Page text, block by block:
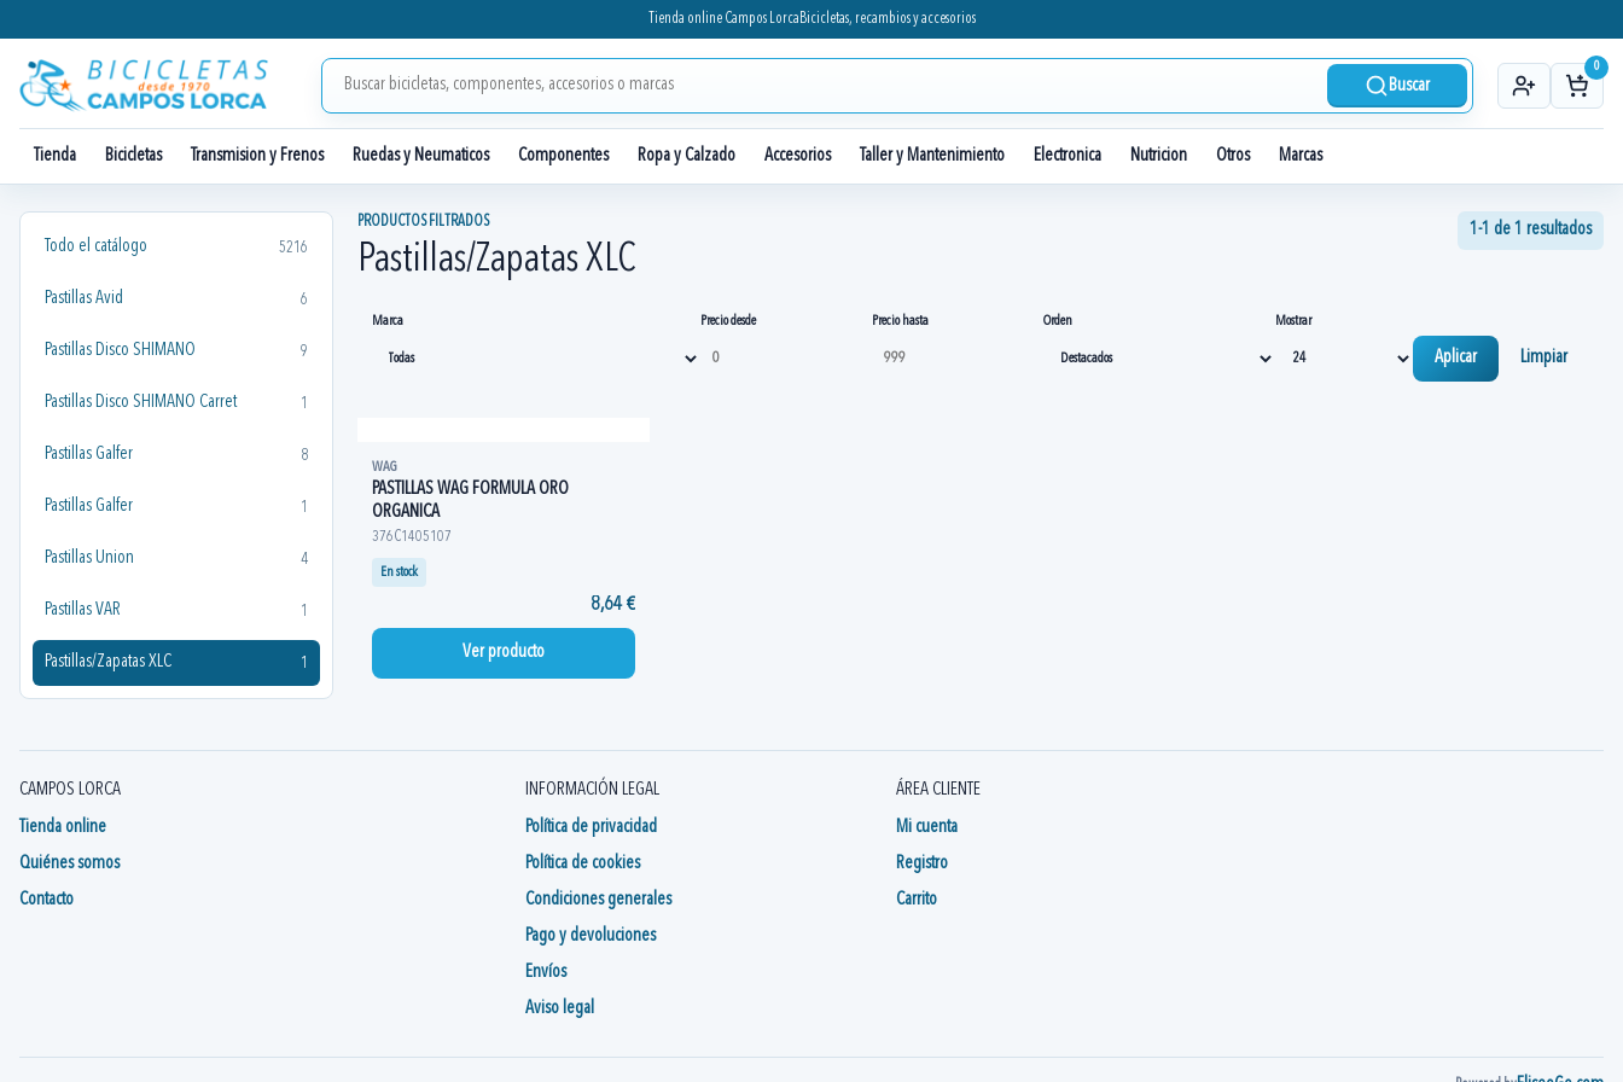
Tienda online Campos Lorca Bicicletas, recambios y accesorios
Buscar
0
Tienda Bicicletas Transmision y Frenos Ruedas y Neumaticos Componentes Ropa y Calzado Accesorios Taller y Mantenimiento Electronica Nutricion Otros Marcas
Todo el catálogo 5216
Pastillas Avid 6
Pastillas Disco SHIMANO 9
Pastillas Disco SHIMANO Carret 1
Pastillas Galfer 8
Pastillas Galfer 1
Pastillas Union 4
Pastillas VAR 1
Pastillas/Zapatas XLC 1
PRODUCTOS FILTRADOS
Pastillas/Zapatas XLC
1-1 de 1 resultados
Marca Precio desde Precio hasta Orden Mostrar
Aplicar Limpiar
WAG
PASTILLAS WAG FORMULA ORO
ORGANICA
376C1405107
En stock
8,64 €
Ver producto
CAMPOS LORCA
Tienda online
Quiénes somos
Contacto
INFORMACIÓN LEGAL
Política de privacidad
Política de cookies
Condiciones generales
Pago y devoluciones
Envíos
Aviso legal
ÁREA CLIENTE
Mi cuenta
Registro
Carrito